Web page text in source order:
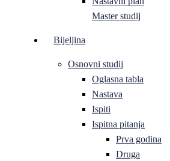
Master studij
Bijeljina
Osnovni studij
Oglasna tabla
Nastava
Ispiti
Ispitna pitanja
Prva godina
Druga